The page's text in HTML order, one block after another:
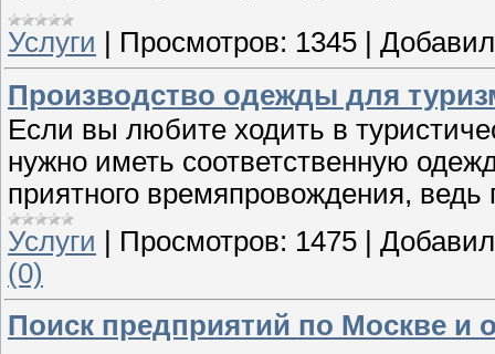
Услуги
Просмотров: 1345
Производство одежды для
Если вы любите ходить в
нужно иметь соответственную
приятного времяпровождения, ведь
Услуги | Просмотров: 1475 |
(0)
Поиск предприятий по Москве и